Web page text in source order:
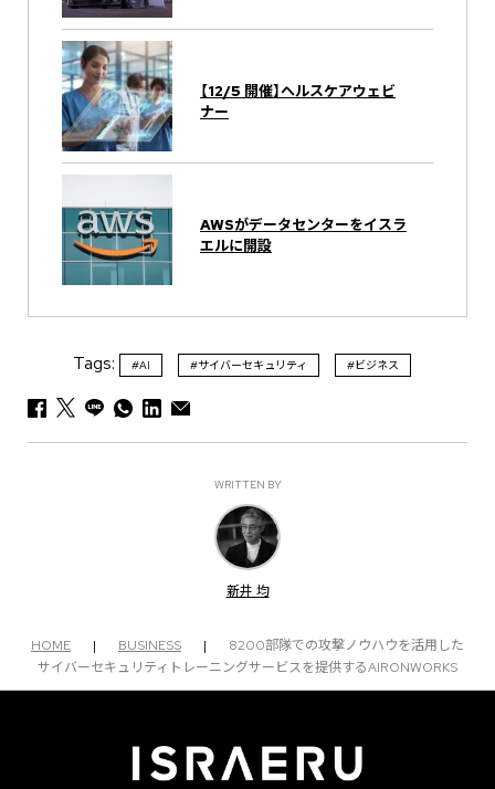
【12/5 開催】ヘルスケアウェビ
ナー
AWSがデータセンターをイスラ
エルに開設
Tags: #AI #サイバーセキュリティ #ビジネス
WRITTEN BY
新井 均
HOME | BUSINESS |
8200部隊での攻撃ノウハウを活用した
サイバーセキュリティトレーニングサービスを提供するAIRONWORKS